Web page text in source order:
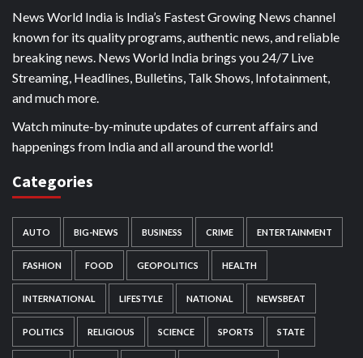
News World India is India’s Fastest Growing News channel
known for its quality programs, authentic news, and reliable
breaking news. News World India brings you 24/7 Live
Streaming, Headlines, Bulletins, Talk Shows, Infotainment,
and much more.
Watch minute-by-minute updates of current affairs and
happenings from India and all around the world!
Categories
AUTO BIG-NEWS BUSINESS CRIME ENTERTAINMENT
FASHION FOOD GEOPOLITICS HEALTH
INTERNATIONAL LIFESTYLE NATIONAL NEWSBEAT
POLITICS RELIGIOUS SCIENCE SPORTS STATE